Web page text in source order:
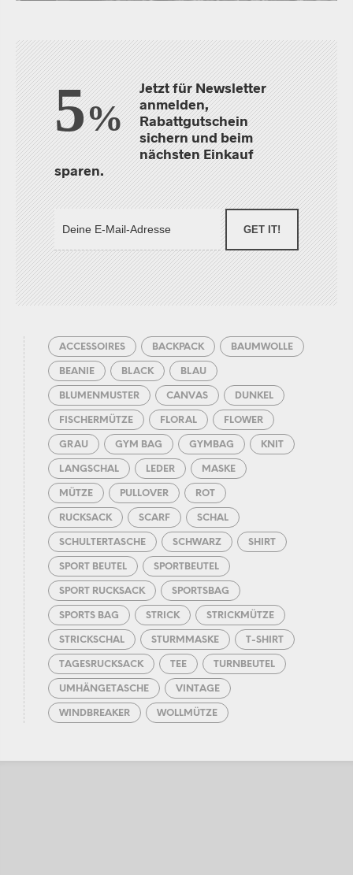
5%
Jetzt für Newsletter
anmelden,
Rabattgutschein
sichern und beim
nächsten Einkauf
sparen.
GET IT!
ACCESSOIRES BACKPACK BAUMWOLLE
BEANIE BLACK BLAU
BLUMENMUSTER CANVAS DUNKEL
FISCHERMÜTZE FLORAL FLOWER
GRAU GYM BAG GYMBAG KNIT
LANGSCHAL LEDER MASKE
MÜTZE PULLOVER ROT
RUCKSACK SCARF SCHAL
SCHULTERTASCHE SCHWARZ SHIRT
SPORT BEUTEL SPORTBEUTEL
SPORT RUCKSACK SPORTSBAG
SPORTS BAG STRICK STRICKMÜTZE
STRICKSCHAL STURMMASKE T-SHIRT
TAGESRUCKSACK TEE TURNBEUTEL
UMHÄNGETASCHE VINTAGE
WINDBREAKER WOLLMÜTZE